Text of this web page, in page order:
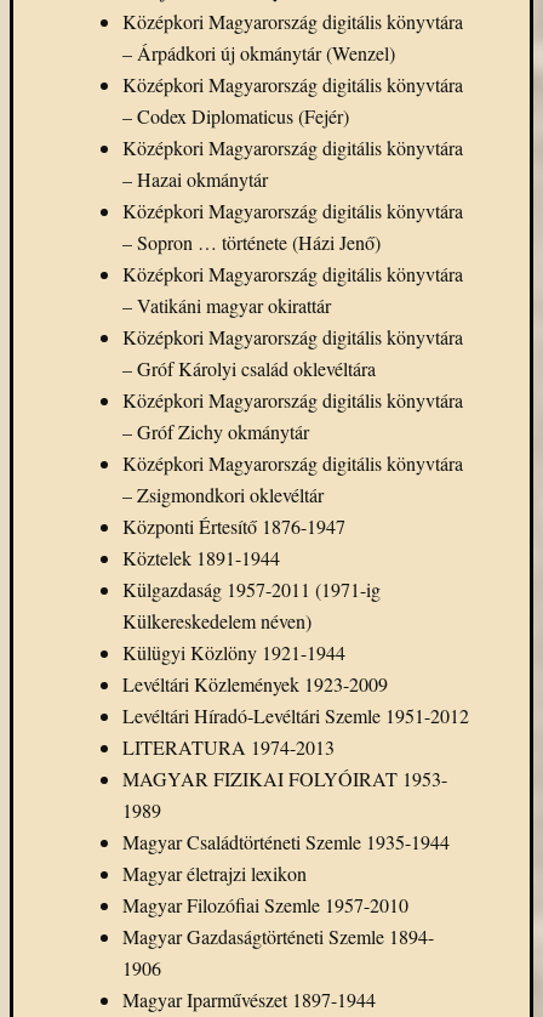
Középkori Magyarország digitális könyvtára
– Árpádkori új okmánytár (Wenzel)
Középkori Magyarország digitális könyvtára
– Codex Diplomaticus (Fejér)
Középkori Magyarország digitális könyvtára
– Hazai okmánytár
Középkori Magyarország digitális könyvtára
– Sopron … története (Házi Jenő)
Középkori Magyarország digitális könyvtára
– Vatikáni magyar okirattár
Középkori Magyarország digitális könyvtára
– Gróf Károlyi család oklevéltára
Középkori Magyarország digitális könyvtára
– Gróf Zichy okmánytár
Középkori Magyarország digitális könyvtára
– Zsigmondkori oklevéltár
Központi Értesítő 1876-1947
Köztelek 1891-1944
Külgazdaság 1957-2011 (1971-ig
Külkereskedelem néven)
Külügyi Közlöny 1921-1944
Levéltári Közlemények 1923-2009
Levéltári Híradó-Levéltári Szemle 1951-2012
LITERATURA 1974-2013
MAGYAR FIZIKAI FOLYÓIRAT 1953-
1989
Magyar Családtörténeti Szemle 1935-1944
Magyar életrajzi lexikon
Magyar Filozófiai Szemle 1957-2010
Magyar Gazdaságtörténeti Szemle 1894-
1906
Magyar Iparművészet 1897-1944